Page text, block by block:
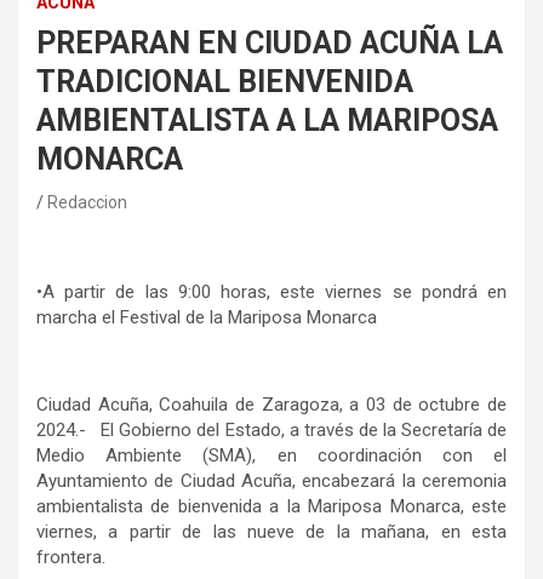
PREPARAN EN CIUDAD ACUÑA LA
TRADICIONAL BIENVENIDA
AMBIENTALISTA A LA MARIPOSA
MONARCA
Redaccion
•​A partir de las 9:00 horas, este viernes se pondrá en
marcha el Festival de la Mariposa Monarca
Ciudad Acuña, Coahuila de Zaragoza, a 03 de octubre de
2024.- El Gobierno del Estado, a través de la Secretaría de
Medio Ambiente (SMA), en coordinación con el
Ayuntamiento de Ciudad Acuña, encabezará la ceremonia
ambientalista de bienvenida a la Mariposa Monarca, este
viernes, a partir de las nueve de la mañana, en esta
frontera.